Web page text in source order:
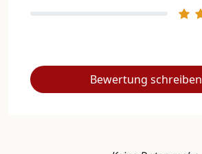
Bewertung schreiben